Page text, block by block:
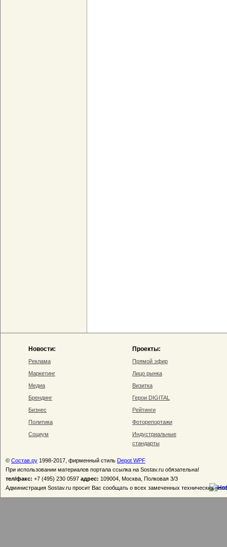
Новости:
Реклама
Маркетинг
Медиа
Брендинг
Бизнес
Политика
Социум
Проекты:
Прямой эфир
Лицо рынка
Визитка
Герои DIGITAL
Рейтинги
Фоторепортажи
Индустриальные
стандарты
© Состав.ру 1998-2017, фирменный стиль Depot WPF
При использовании материалов портала ссылка на Sostav.ru обязательна!
тел/факс: +7 (495) 230 0597 адрес: 109004, Москва, Полковая 3/3
Администрация Sostav.ru просит Вас сообщать о всех замеченных технических